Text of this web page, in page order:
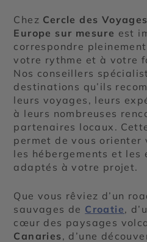
Chez Cercle des Voyages
Europe sur mesure est
correspondre
votre rythme et à votre
Nos conseillers
destinations qu’ils
leurs voyages, leurs
à leurs nombreuses
partenaires locaux.
permet de vous orienter
les hébergements et les
adaptés à votre projet.
Que vous rêviez d’un
sauvages de Croatie,
cœur des paysages
Canaries, d’une